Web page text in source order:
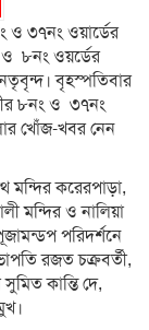
ও ৩৭নং ওয়ার্ডের
ও ৮নং ওয়র্ডের
বৃহস্পতিবার
৮নং ও ৩৭নং
খোঁজ-খবর নেন
মন্দির করেরপাড়া,
মন্দির ও নালিয়া
পরিদর্শনে
রজত চক্রবর্তী,
কান্তি দে,